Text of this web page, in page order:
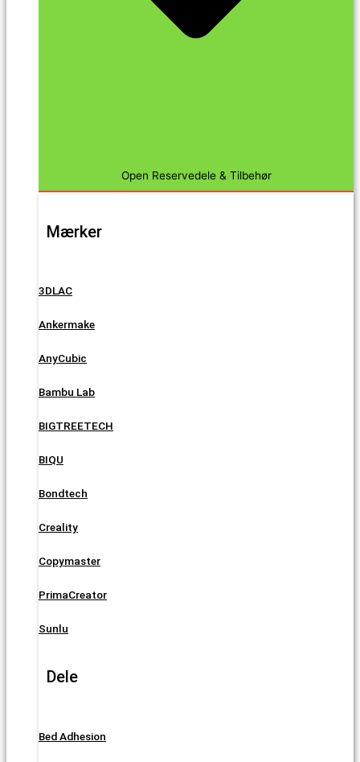
Open Reservedele & Tilbehør
Mærker
3DLAC
Ankermake
AnyCubic
Bambu Lab
BIGTREETECH
BIQU
Bondtech
Creality
Copymaster
PrimaCreator
Sunlu
Dele
Bed Adhesion